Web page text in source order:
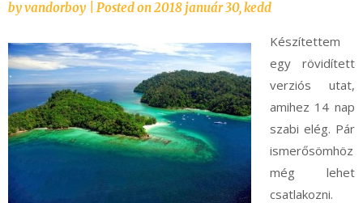
byvandorboy Posted on2018 január 30, kedd
Készítettem
egy rövidített
verziós utat,
amihez 14 nap
szabi elég. Pár
ismerősömhöz
még lehet
csatlakozni.